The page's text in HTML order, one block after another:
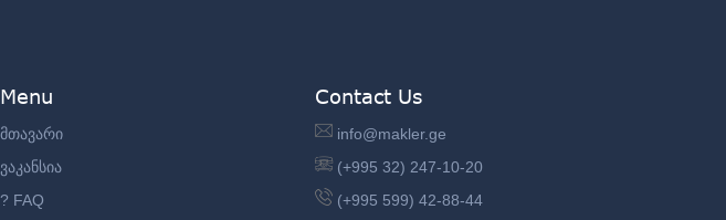
Menu
მთავარი
ვაკანსია
? FAQ
Contact Us
info@makler.ge
(+995 32) 247-10-20
(+995 599) 42-88-44